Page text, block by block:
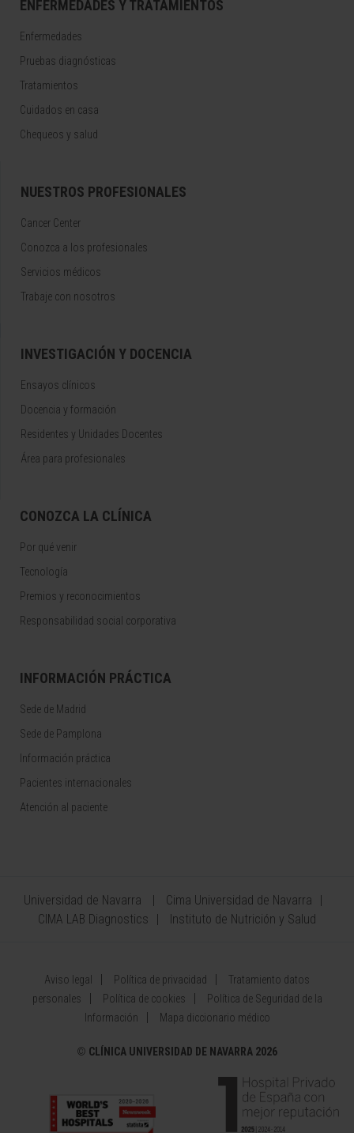
ENFERMEDADES Y TRATAMIENTOS
Enfermedades
Pruebas diagnósticas
Tratamientos
Cuidados en casa
Chequeos y salud
NUESTROS PROFESIONALES
Cancer Center
Conozca a los profesionales
Servicios médicos
Trabaje con nosotros
INVESTIGACIÓN Y DOCENCIA
Ensayos clínicos
Docencia y formación
Residentes y Unidades Docentes
Área para profesionales
CONOZCA LA CLÍNICA
Por qué venir
Tecnología
Premios y reconocimientos
Responsabilidad social corporativa
INFORMACIÓN PRÁCTICA
Sede de Madrid
Sede de Pamplona
Información práctica
Pacientes internacionales
Atención al paciente
Universidad de Navarra
Cima Universidad de Navarra
CIMA LAB Diagnostics
Instituto de Nutrición y Salud
Aviso legal Política de privacidad
Tratamiento datos
personales
Política de cookies
Política de Seguridad de la
Información
Mapa diccionario médico
© CLÍNICA UNIVERSIDAD DE NAVARRA 2026